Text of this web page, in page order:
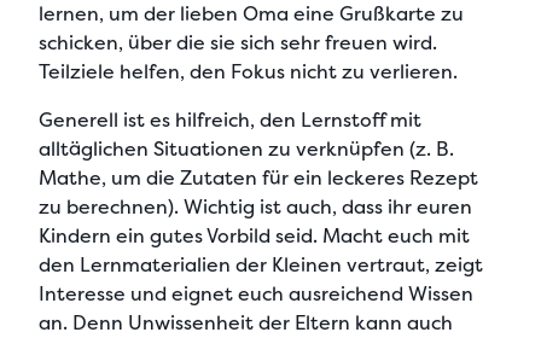
lernen, um der lieben Oma eine Grußkarte zu
schicken, über die sie sich sehr freuen wird.
Teilziele helfen, den Fokus nicht zu verlieren.
Generell ist es hilfreich, den Lernstoff mit
alltäglichen Situationen zu verknüpfen (z. B.
Mathe, um die Zutaten für ein leckeres Rezept
zu berechnen). Wichtig ist auch, dass ihr euren
Kindern ein gutes Vorbild seid. Macht euch mit
den Lernmaterialien der Kleinen vertraut, zeigt
Interesse und eignet euch ausreichend Wissen
an. Denn Unwissenheit der Eltern kann auch